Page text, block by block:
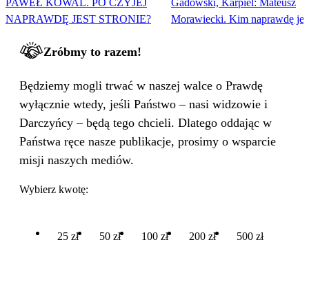
PAWEŁ KOWAL. PO CZYJEJ
NAPRAWDĘ JEST STRONIE?
Gadowski, Karpiel: Mateusz
Morawiecki. Kim naprawdę
Zróbmy to razem!
Będziemy mogli trwać w naszej walce o Prawdę
wyłącznie wtedy, jeśli Państwo – nasi widzowie i
Darczyńcy – będą tego chcieli. Dlatego oddając w
Państwa ręce nasze publikacje, prosimy o wsparcie
misji naszych mediów.
Wybierz kwotę:
25 zł 50 zł 100 zł 200 zł 500 zł